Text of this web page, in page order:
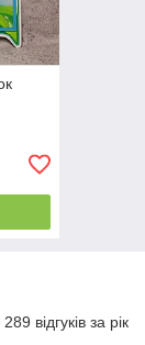
відгуків за рік